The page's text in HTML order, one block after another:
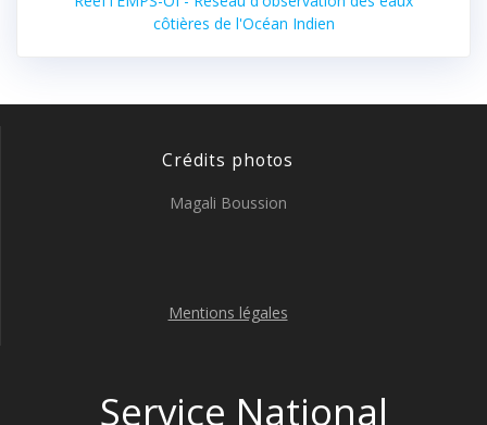
côtières de l'Océan Indien
Crédits photos
Magali Boussion
Mentions légales
Service National